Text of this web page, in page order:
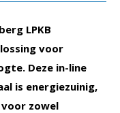
LPKB
voor
Deze in-line
is energiezuinig,
zowel